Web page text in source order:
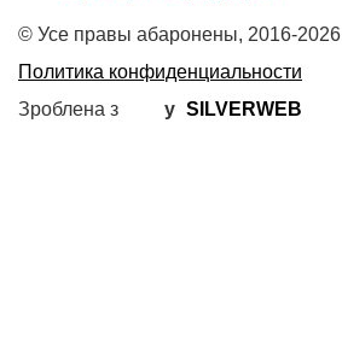
© Усе правы абаронены, 2016-2026
Политика конфиденциальности
Зроблена з
у SILVERWEB